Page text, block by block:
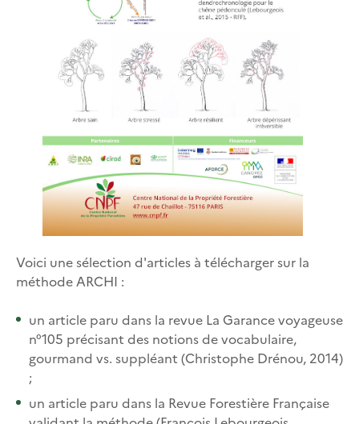
Voici une sélection d'articles à télécharger sur la
méthode ARCHI :
un article paru dans la revue La Garance voyageuse
n°105 précisant des notions de vocabulaire,
gourmand vs. suppléant (Christophe Drénou, 2014)
;
un article paru dans la Revue Forestière Française